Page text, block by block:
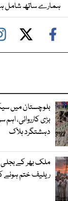
ہمارے ساتھ شامل
بلوچستان میں
دہشتگرد ہلاک
ملک بھر کے بجلی
ریلیف ختم ہونے